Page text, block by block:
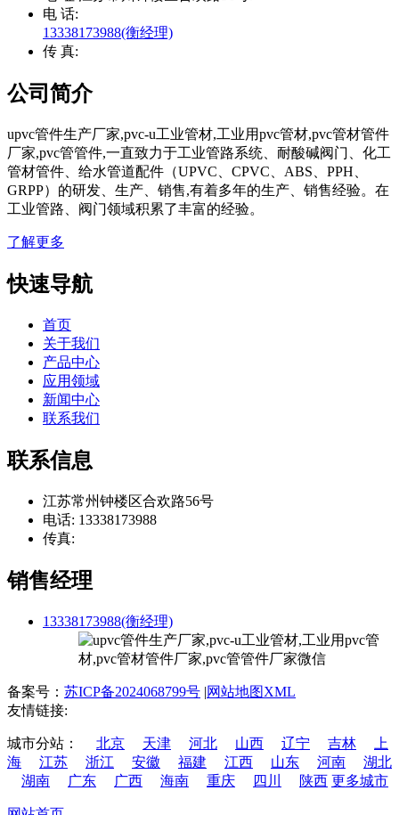
电 话:
13338173988(衡经理)
传 真:
公司简介
upvc管件生产厂家,pvc-u工业管材,工业用pvc管材,pvc管材管件
厂家,pvc管管件,一直致力于工业管路系统、耐酸碱阀门、化工
管材管件、给水管道配件（UPVC、CPVC、ABS、PPH、
GRPP）的研发、生产、销售,有着多年的生产、销售经验。在
工业管路、阀门领域积累了丰富的经验。
了解更多
快速导航
首页
关于我们
产品中心
应用领域
新闻中心
联系我们
联系信息
江苏常州钟楼区合欢路56号
电话: 13338173988
传真:
销售经理
13338173988(衡经理)
备案号： 苏ICP备2024068799号 |网站地图XML
友情链接:
城市分站： 北京 天津 河北 山西 辽宁 吉林
上
海
江苏 浙江 安徽 福建 江西 山东 河南
湖北
湖南
广东 广西 海南 重庆 四川 陕西 更多城市